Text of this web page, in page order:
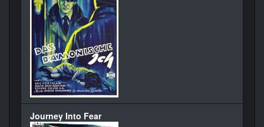
Journey Into Fear